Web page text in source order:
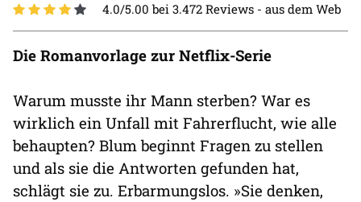
4.0/5.00 bei 3.472 Reviews - aus dem Web
Die Romanvorlage zur Netflix-Serie
Warum musste ihr Mann sterben? War es
wirklich ein Unfall mit Fahrerflucht, wie alle
behaupten? Blum beginnt Fragen zu stellen
und als sie die Antworten gefunden hat,
schlägt sie zu. Erbarmungslos. »Sie denken,